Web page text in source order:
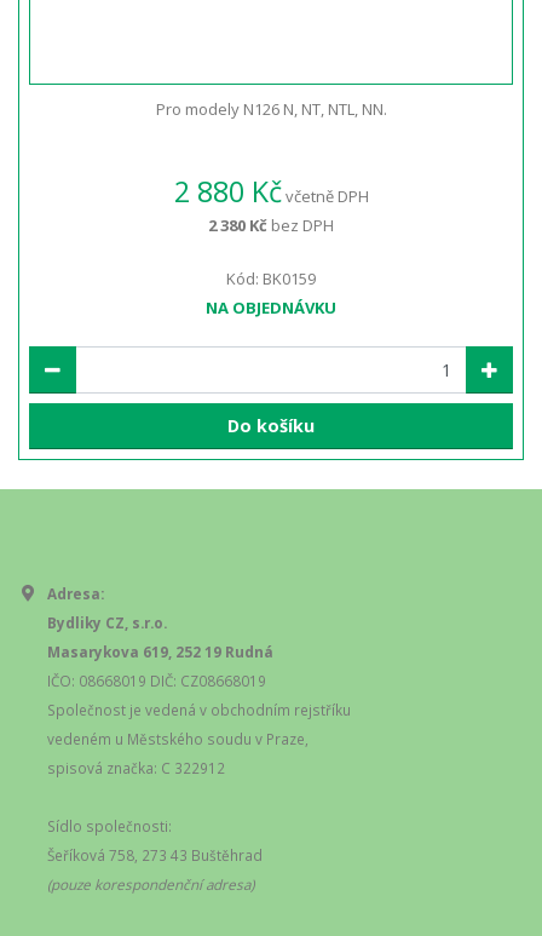
Pro modely N126 N, NT, NTL, NN.
2 880 Kčvčetně DPH
2 380 Kč bez DPH
Kód: BK0159
NA OBJEDNÁVKU
Do košíku
Adresa:
Bydliky CZ, s.r.o.
Masarykova 619, 252 19 Rudná
IČO: 08668019 DIČ: CZ08668019
Společnost je vedená v obchodním rejstříku
vedeném u Městského soudu v Praze,
spisová značka: C 322912
Sídlo společnosti:
Šeříková 758, 273 43 Buštěhrad
(pouze korespondenční adresa)